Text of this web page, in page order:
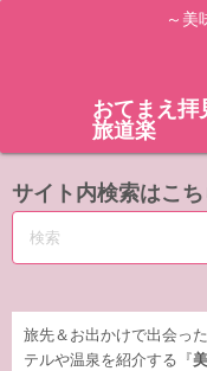
ス
ッ
～美
おてまえ
旅道楽
サイト内検索はこち
旅先＆お出かけで出会っ
テルや温泉を紹介する『